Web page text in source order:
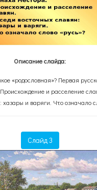
Описание слайда:
«родословная»? Первая
и расселение
хазары и варяги. Что означало
Слайд 3